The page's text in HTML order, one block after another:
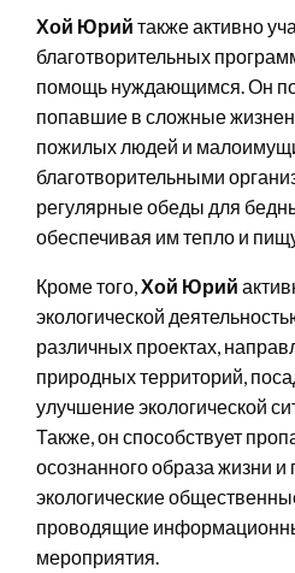
Хой Юрий также активно
благотворительных
помощь нуждающимся. Он
попавшие в сложные
пожилых людей и
благотворительными
регулярные обеды для
обеспечивая им тепло и
Кроме того,Хой Юрий
экологической
различных проектах,
природных территорий,
улучшение экологической
Также, он способствует
осознанного образа жизни
экологические
проводящие
мероприятия.